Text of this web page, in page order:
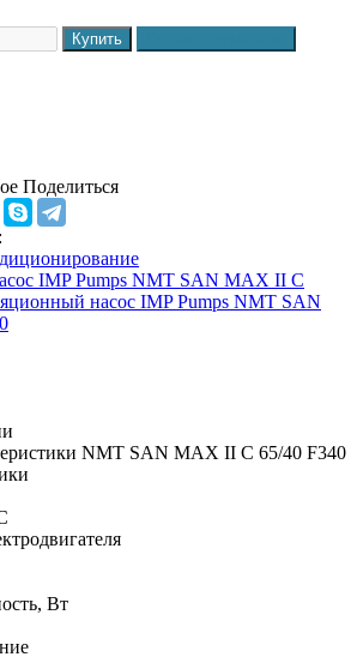
Поделиться
IMP Pumps NMT SAN MAX II C
насос IMP Pumps NMT SAN
NMT SAN MAX II C 65/40 F340
Вт